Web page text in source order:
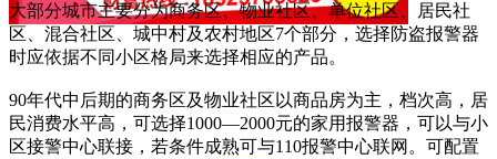
大部分城市主要分为商务区、物业社区、单位社区、居民社
区、混合社区、城中村及农村地区7个部分，选择防盗报警器
时应依据不同小区格局来选择相应的产品。
90年代中后期的商务区及物业社区以商品房为主，档次高，居
民消费水平高，可选择1000—2000元的家用报警器，可以与小
区接警中心联接，若条件成熟可与110报警中心联网。可配置